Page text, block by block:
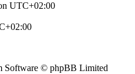
UTC+02:00
Software © phpBB Limited